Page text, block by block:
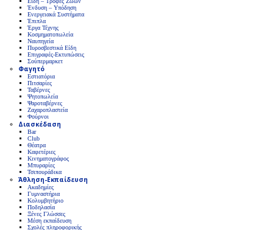
Ένδυση – Υπόδηση
Ενεργειακά Συστήματα
Έπιπλα
Έργα Τέχνης
Κοσμηματοπωλεία
Ναυπηγεία
Πυροσβεστικά Είδη
Επιγραφές-Εκτυπώσεις
Σούπερμαρκετ
Φαγητό
Εστιατόρια
Πιτσαρίες
Ταβέρνες
Ψητοπωλεία
Ψαροταβέρνες
Ζαχαροπλαστεία
Φούρνοι
Διασκέδαση
Bar
Club
Θέατρα
Καφετέριες
Κινηματογράφος
Μπυραρίες
Τσιπουράδικα
Άθληση-Εκπαίδευση
Ακαδημίες
Γυμναστήρια
Κολυμβητήριο
Ποδηλασία
Ξένες Γλώσσες
Μέση εκπαίδευση
Σχολές πληροφορικής